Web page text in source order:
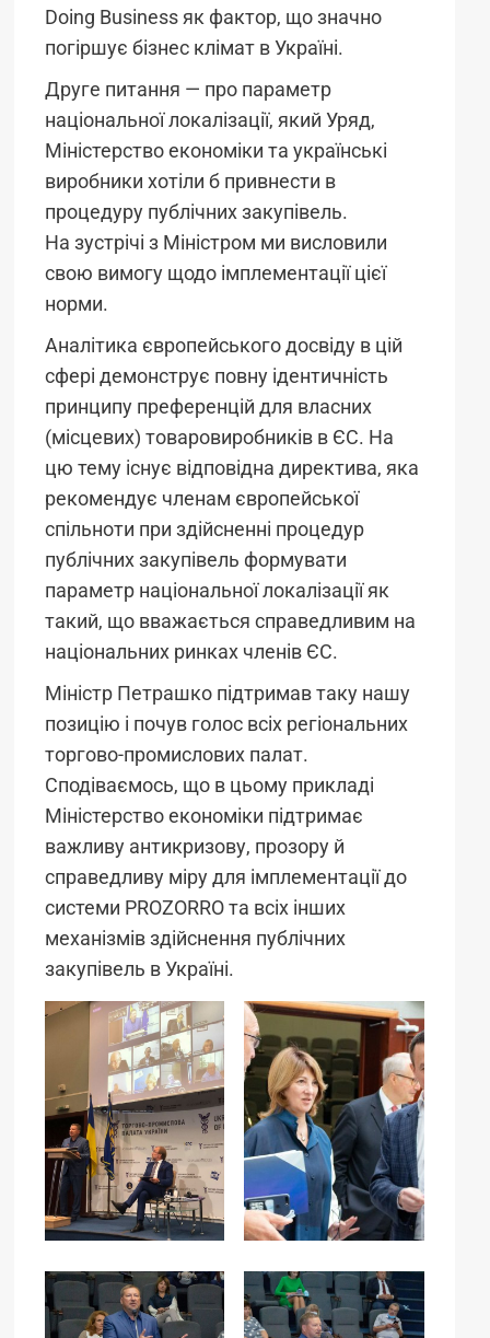
Doing Business як фактор, що значно
погіршує бізнес клімат в Україні.
Друге питання — про параметр
національної локалізації, який Уряд,
Міністерство економіки та українські
виробники хотіли б привнести в
процедуру публічних закупівель.
На зустрічі з Міністром ми висловили
свою вимогу щодо імплементації цієї
норми.
Аналітика європейського досвіду в цій
сфері демонструє повну ідентичність
принципу преференцій для власних
(місцевих) товаровиробників в ЄС. На
цю тему існує відповідна директива, яка
рекомендує членам європейської
спільноти при здійсненні процедур
публічних закупівель формувати
параметр національної локалізації як
такий, що вважається справедливим на
національних ринках членів ЄС.
Міністр Петрашко підтримав таку нашу
позицію і почув голос всіх регіональних
торгово-промислових палат.
Сподіваємось, що в цьому прикладі
Міністерство економіки підтримає
важливу антикризову, прозору й
справедливу міру для імплементації до
системи PROZORRO та всіх інших
механізмів здійснення публічних
закупівель в Україні.